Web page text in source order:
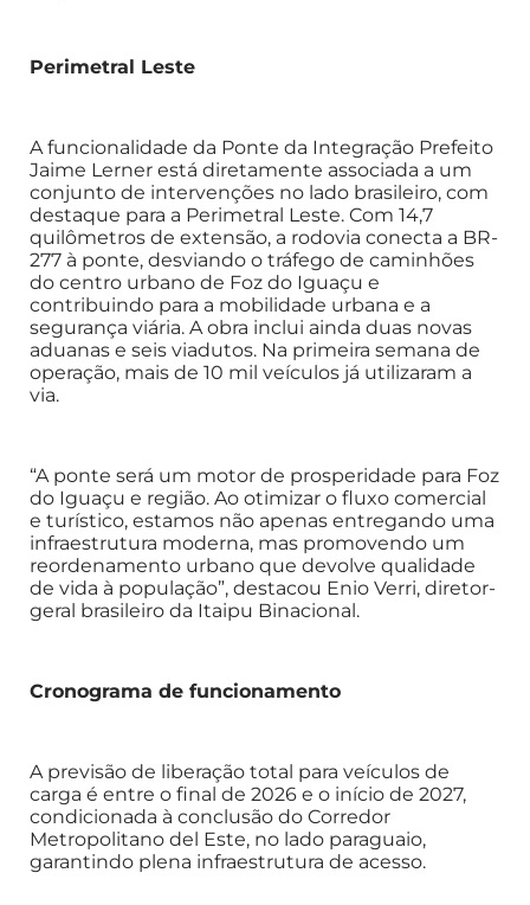
Perimetral Leste
A funcionalidade da Ponte da Integração Prefeito
Jaime Lerner está diretamente associada a um
conjunto de intervenções no lado brasileiro, com
destaque para a Perimetral Leste. Com 14,7
quilômetros de extensão, a rodovia conecta a BR-
277 à ponte, desviando o tráfego de caminhões
do centro urbano de Foz do Iguaçu e
contribuindo para a mobilidade urbana e a
segurança viária. A obra inclui ainda duas novas
aduanas e seis viadutos. Na primeira semana de
operação, mais de 10 mil veículos já utilizaram a
via.
“A ponte será um motor de prosperidade para Foz
do Iguaçu e região. Ao otimizar o fluxo comercial
e turístico, estamos não apenas entregando uma
infraestrutura moderna, mas promovendo um
reordenamento urbano que devolve qualidade
de vida à população”, destacou Enio Verri, diretor-
geral brasileiro da Itaipu Binacional.
Cronograma de funcionamento
A previsão de liberação total para veículos de
carga é entre o final de 2026 e o início de 2027,
condicionada à conclusão do Corredor
Metropolitano del Este, no lado paraguaio,
garantindo plena infraestrutura de acesso.